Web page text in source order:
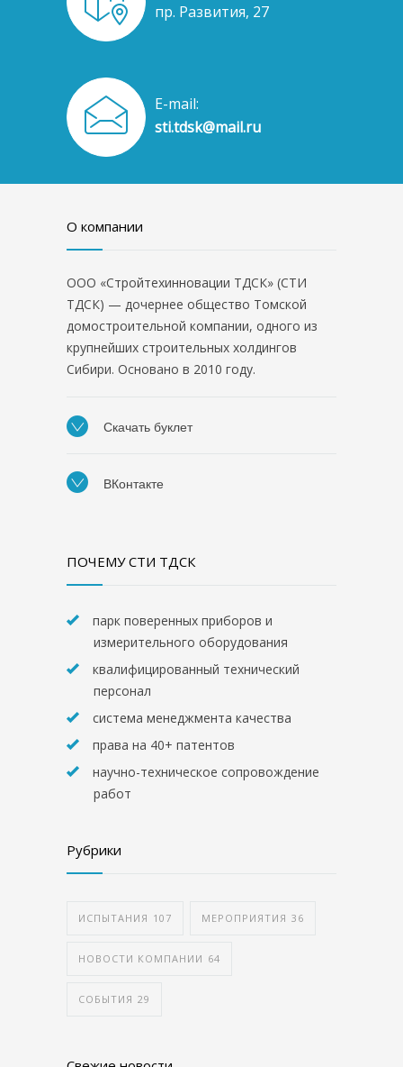
пр. Развития, 27
E-mail:
sti.tdsk@mail.ru
О компании
ООО «Стройтехинновации ТДСК» (СТИ
ТДСК) — дочернее общество Томской
домостроительной компании, одного из
крупнейших строительных холдингов
Сибири. Основано в 2010 году.
Скачать буклет
ВКонтакте
ПОЧЕМУ СТИ ТДСК
парк поверенных приборов и
измерительного оборудования
квалифицированный технический
персонал
система менеджмента качества
права на 40+ патентов
научно-техническое сопровождение
работ
Рубрики
ИСПЫТАНИЯ 107 МЕРОПРИЯТИЯ 36
НОВОСТИ КОМПАНИИ 64
СОБЫТИЯ 29